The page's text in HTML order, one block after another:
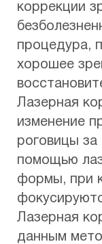
коррекции
процедура,
хорошее
Лазерная
изменение
роговицы за
помощью
формы, при
Лазерная
данным